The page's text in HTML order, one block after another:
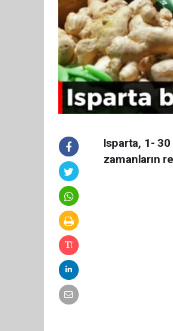
Isparta, 1-
zamanların